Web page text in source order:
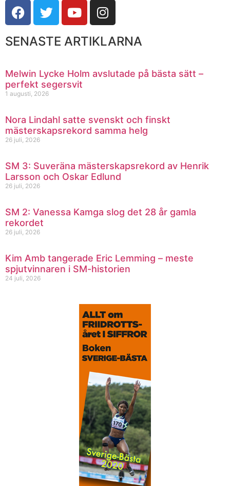
SENASTE ARTIKLARNA
Melwin Lycke Holm avslutade på bästa sätt –
perfekt segersvit
1 augusti, 2026
Nora Lindahl satte svenskt och finskt
mästerskapsrekord samma helg
26 juli, 2026
SM 3: Suveräna mästerskapsrekord av Henrik
Larsson och Oskar Edlund
26 juli, 2026
SM 2: Vanessa Kamga slog det 28 år gamla
rekordet
26 juli, 2026
Kim Amb tangerade Eric Lemming – meste
spjutvinnaren i SM-historien
24 juli, 2026